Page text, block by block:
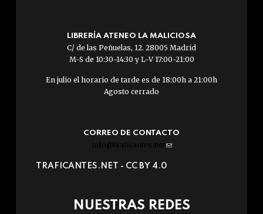
LIBRERÍA ATENEO LA MALICIOSA
C/ de las Peñuelas, 12. 28005 Madrid
M-S de 10:30-14:30 y L-V 17:00-21:00
En julio el horario de tarde es de 18:00h a 21:00h
Agosto cerrado
CORREO DE CONTACTO
info@traficantes.net (link
e-
TRAFICANTES.NET - CC BY 4.0
NUESTRAS REDES